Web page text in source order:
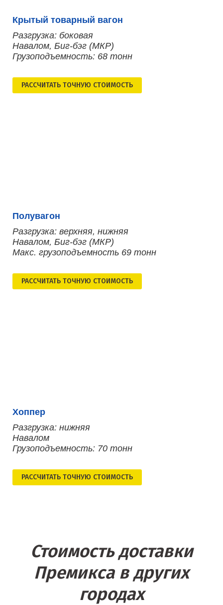
Крытый товарный вагон
Разгрузка: боковая
Навалом, Биг-бэг (МКР)
Грузоподъемность: 68 тонн
РАСCЧИТАТЬ ТОЧНУЮ СТОИМОСТЬ
Полувагон
Разгрузка: верхняя, нижняя
Навалом, Биг-бэг (МКР)
Макс. грузоподъемность 69 тонн
РАСCЧИТАТЬ ТОЧНУЮ СТОИМОСТЬ
Хоппер
Разгрузка: нижняя
Навалом
Грузоподъемность: 70 тонн
РАСCЧИТАТЬ ТОЧНУЮ СТОИМОСТЬ
Стоимость доставки
Премикса в других
городах